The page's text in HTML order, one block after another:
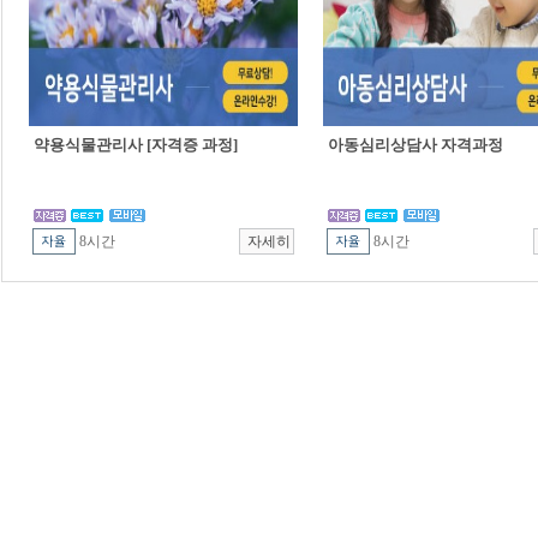
약용식물관리사 [자격증 과정]
8시간
아동심리상담사 자격과정
8시간